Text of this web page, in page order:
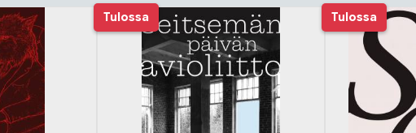
Tulossa Tulossa